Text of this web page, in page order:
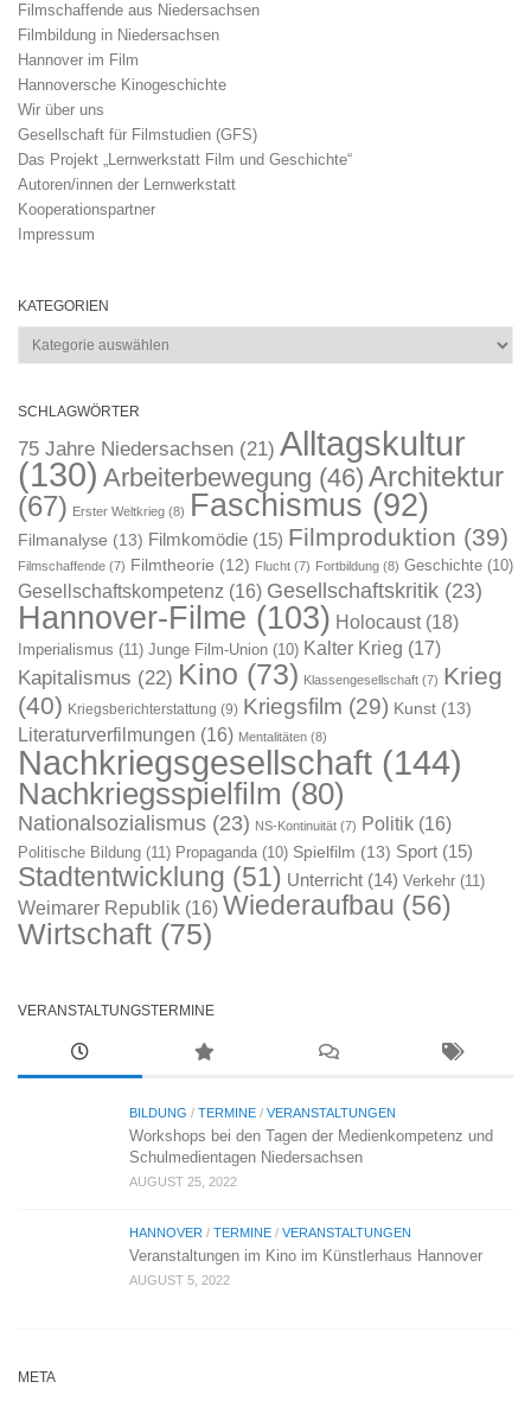
Filmschaffende aus Niedersachsen
Filmbildung in Niedersachsen
Hannover im Film
Hannoversche Kinogeschichte
Wir über uns
Gesellschaft für Filmstudien (GFS)
Das Projekt „Lernwerkstatt Film und Geschichte“
Autoren/innen der Lernwerkstatt
Kooperationspartner
Impressum
KATEGORIEN
Kategorien
SCHLAGWÖRTER
75 Jahre Niedersachsen (21) Alltagskultur
(130) Arbeiterbewegung (46) Architektur
(67) Erster Weltkrieg (8) Faschismus (92)
Filmanalyse (13) Filmkomödie (15) Filmproduktion (39)
Filmschaffende (7) Filmtheorie (12) Flucht (7) Fortbildung (8) Geschichte (10)
Gesellschaftskompetenz (16) Gesellschaftskritik (23)
Hannover-Filme (103) Holocaust(18)
Imperialismus (11) Junge Film-Union (10) Kalter Krieg (17)
Kapitalismus (22) Kino (73) Klassengesellschaft (7) Krieg
(40) Kriegsberichterstattung (9) Kriegsfilm (29) Kunst (13)
Literaturverfilmungen (16) Mentalitäten (8)
Nachkriegsgesellschaft (144)
Nachkriegsspielfilm (80)
Nationalsozialismus (23) NS-Kontinuität (7) Politik (16)
Politische Bildung (11) Propaganda (10) Spielfilm (13) Sport (15)
Stadtentwicklung (51) Unterricht (14) Verkehr (11)
Weimarer Republik (16) Wiederaufbau (56)
Wirtschaft (75)
VERANSTALTUNGSTERMINE
BILDUNG / TERMINE / VERANSTALTUNGEN
Workshops bei den Tagen der Medienkompetenz und
Schulmedientagen Niedersachsen
AUGUST 25, 2022
HANNOVER / TERMINE / VERANSTALTUNGEN
Veranstaltungen im Kino im Künstlerhaus Hannover
AUGUST 5, 2022
META